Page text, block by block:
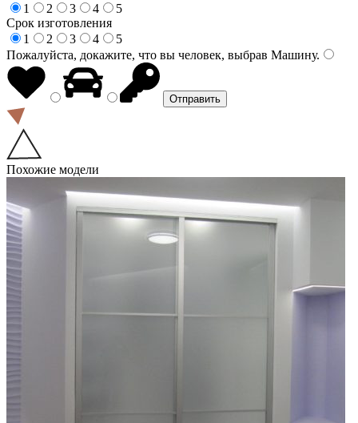
1
2 3 4
5
Срок изготовления
1
2 3 4
5
Пожалуйста, докажите, что вы человек, выбрав Машину.
Похожие модели